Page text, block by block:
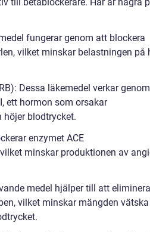
fungerar genom att blockera
vilket minskar belastningen på
Dessa läkemedel verkar
ett hormon som orsakar
blodtrycket.
enzymet ACE
minskar produktionen av
medel hjälper till att eliminera
vilket minskar mängden